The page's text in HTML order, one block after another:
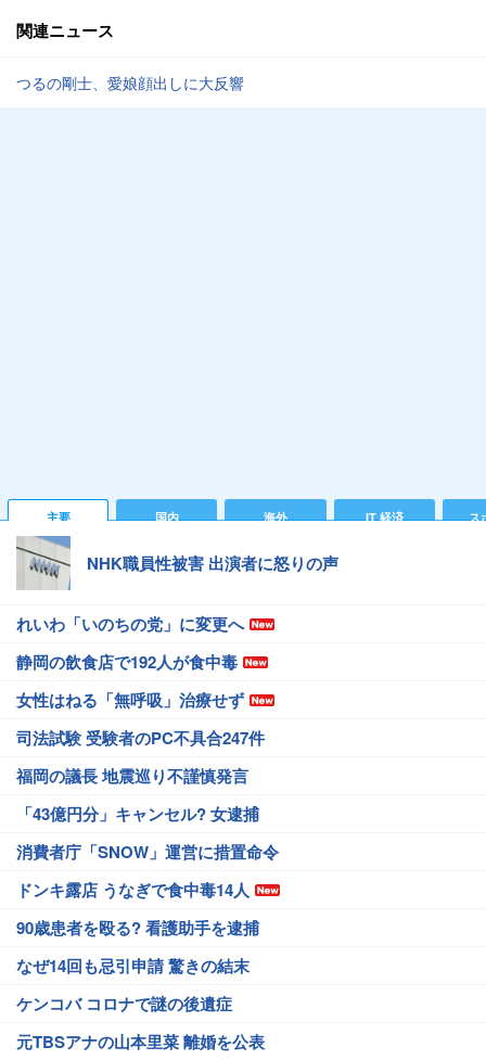
関連ニュース
つるの剛士、愛娘顔出しに大反響
主要 国内 海外 IT 経済 ス
NHK職員性被害 出演者に怒りの声
れいわ「いのちの党」に変更へ
静岡の飲食店で192人が食中毒
女性はねる「無呼吸」治療せず
司法試験 受験者のPC不具合247件
福岡の議長 地震巡り不謹慎発言
「43億円分」キャンセル? 女逮捕
消費者庁「SNOW」運営に措置命令
ドンキ露店 うなぎで食中毒14人
90歳患者を殴る? 看護助手を逮捕
なぜ14回も忌引申請 驚きの結末
ケンコバ コロナで謎の後遺症
元TBSアナの山本里菜 離婚を公表